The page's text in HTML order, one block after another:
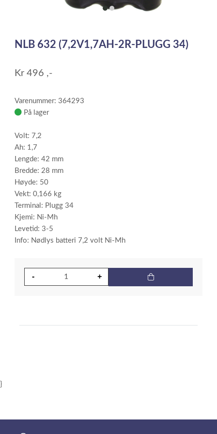
itemitem
of
NLB 632 (7,2V1,7AH-2R-PLUGG 34)
Kr 496 ,-
Varenummer: 364293
På lager
Volt: 7,2
Ah: 1,7
Lengde: 42 mm
Bredde: 28 mm
Høyde: 50
Vekt: 0,166 kg
Terminal: Plugg 34
Kjemi: Ni-Mh
Levetid: 3-5
Info: Nødlys batteri 7,2 volt Ni-Mh
}